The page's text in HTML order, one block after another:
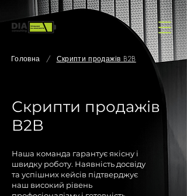
Головна / Скрипти продажів B2B
Скрипти продажів
B2B
Наша команда гарантує якісну і
швидку роботу. Наявність досвіду
та успішних кейсів підтверджує
наш високий рівень